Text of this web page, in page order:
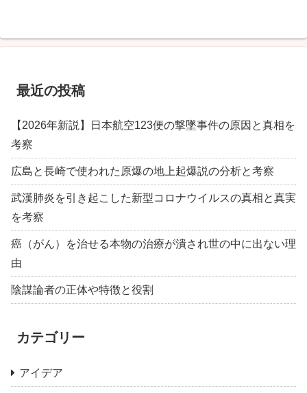
最近の投稿
【2026年新説】日本航空123便の撃墜事件の原因と真相を
考察
広島と長崎で使われた原爆の地上起爆説の分析と考察
武漢肺炎を引き起こした新型コロナウイルスの真相と真実
を考察
癌（がん）を治せる本物の治療が潰され世の中に出ない理
由
陰謀論者の正体や特徴と役割
カテゴリー
アイデア